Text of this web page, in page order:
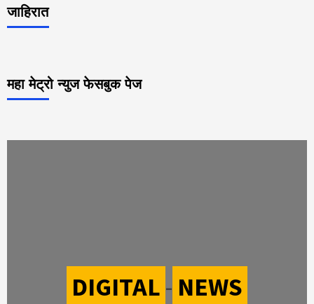
जाहिरात
महा मेट्रो न्युज फेसबुक पेज
DIGITAL - NEWS